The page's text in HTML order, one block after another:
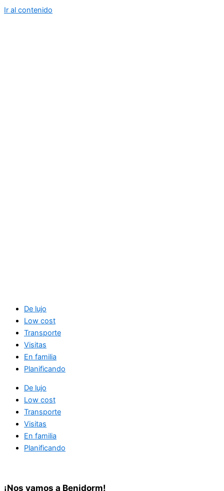
Ir al contenido
De lujo
Low cost
Transporte
Visitas
En familia
Planificando
De lujo
Low cost
Transporte
Visitas
En familia
Planificando
¡Nos vamos a Benidorm!